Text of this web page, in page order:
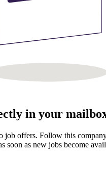
in your
job offers. Follow this
soon as new jobs become